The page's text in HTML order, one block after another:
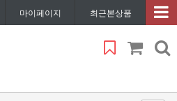
마이페이지 최근본상품